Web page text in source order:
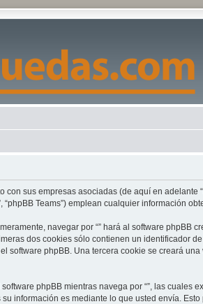
sus empresas asociadas (de aquí en adelante
“phpBB Teams”) emplean cualquier información
navegar por “” hará al software
dos cookies sólo contienen un identificador
software phpBB. Una tercera cookie se creará
phpBB mientras navega por “”, las
información es mediante lo que usted envía.